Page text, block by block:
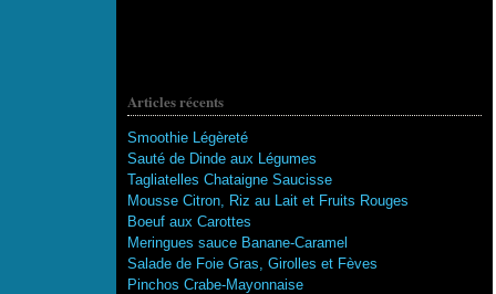
Articles récents
Smoothie Légèreté
Sauté de Dinde aux Légumes
Tagliatelles Chataigne Saucisse
Mousse Citron, Riz au Lait et Fruits Rouges
Boeuf aux Carottes
Meringues sauce Banane-Caramel
Salade de Foie Gras, Girolles et Fèves
Pinchos Crabe-Mayonnaise